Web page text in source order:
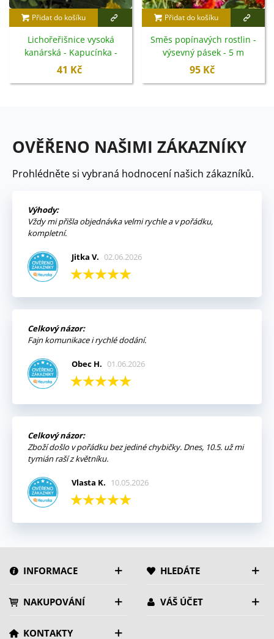
Přidat do košíku
Lichořeřišnice vysoká
kanárská - Kapucínka -
Tropaeolum peregrinum -
41 Kč
Přidat do košíku
Směs popínavých rostlin -
výsevný pásek - 5 m
95 Kč
OVĚŘENO NAŠIMI ZÁKAZNÍKY
Prohlédněte si vybraná hodnocení našich zákazníků.
Výhody:
Vždy mi přišla objednávka velmi rychle a v pořádku,
kompletní.
Jitka V. 02.06.2026
Celkový názor:
Fajn komunikace i rychlé dodání.
Obec H. 01.06.2026
Celkový názor:
Zboží došlo v pořádku bez jediné chybičky. Dnes, 10.5. už mi
tymián raší z květníku.
Vlasta K. 10.05.2026
INFORMACE HLEDÁTE
NAKUPOVÁNÍ VÁŠ ÚČET
KONTAKTY